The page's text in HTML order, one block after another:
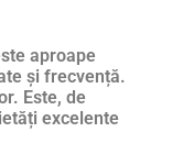
aproape
și frecvență.
Este, de
excelente